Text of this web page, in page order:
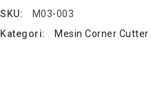
SKU:
M03-003
Kategori:
Mesin Corner Cutter